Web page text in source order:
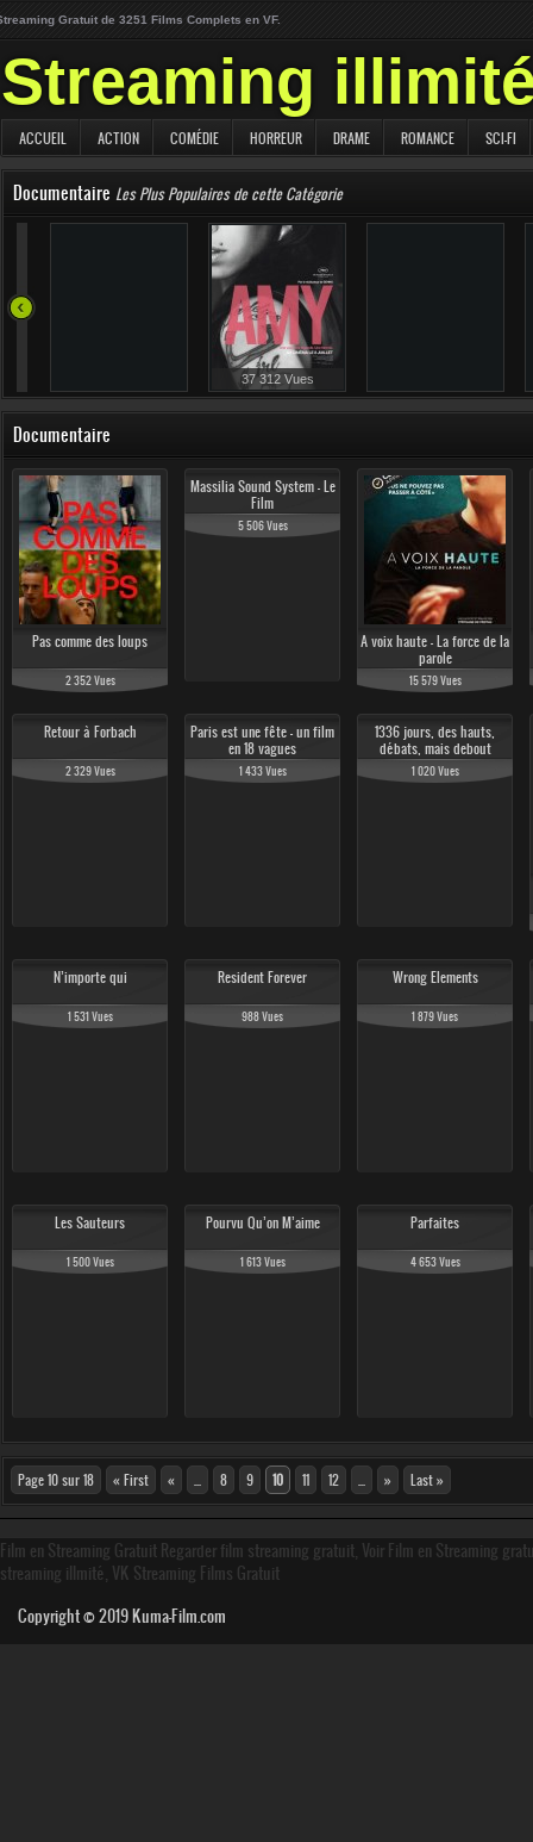
Gratuit de 3251 Films Complets en VF.
Streaming
ACCUEIL ACTION COMÉDIE HORREUR DRAME ROMANCE SCI-FI
Documentaire Les Plus Populaires de cette Catégorie
37 312 Vues
Documentaire
Pas comme des loups
2 352 Vues
Massilia Sound System - Le
Film
5 506 Vues
A voix haute - La force de la
parole
15 579 Vues
Retour à Forbach
2 329 Vues
Paris est une fête - un film
en 18 vagues
1 433 Vues
1336 jours, des hauts,
débats, mais debout
1 020 Vues
N’importe qui
1 531 Vues
Resident Forever
988 Vues
Wrong Elements
1 879 Vues
Les Sauteurs
1 500 Vues
Pourvu Qu’on M’aime
1 613 Vues
Parfaites
4 653 Vues
Page 10 sur 18 « First « 8 9 10 11 12 » Last »
Film en Streaming Gratuit Regarder film streaming gratuit, Voir Film en Streaming
streaming illmité, VK Streaming Films Gratuit
Copyright © 2019Kuma-Film.com